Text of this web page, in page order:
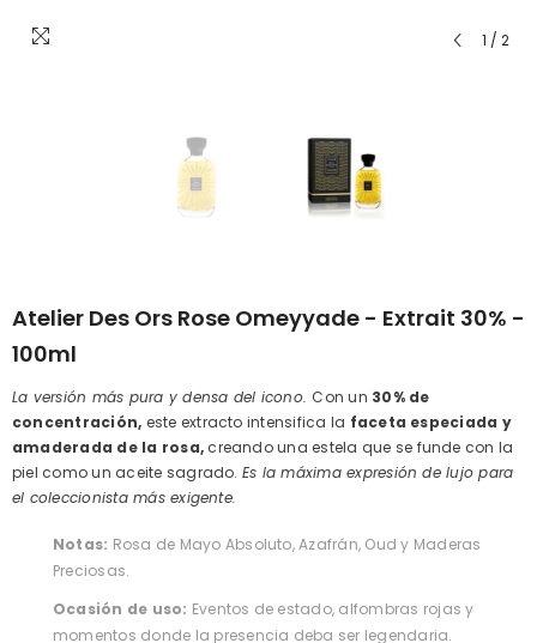
1 / 2
Atelier Des Ors Rose Omeyyade - Extrait 30% -
100ml
La versión más pura y densa del icono. Con un 30% de
concentración, este extracto intensifica la faceta especiada y
amaderada de la rosa, creando una estela que se funde con la
piel como un aceite sagrado. Es la máxima expresión de lujo para
el coleccionista más exigente.
Notas: Rosa de Mayo Absoluto, Azafrán, Oud y Maderas
Preciosas.
Ocasión de uso: Eventos de estado, alfombras rojas y
momentos donde la presencia deba ser legendaria.